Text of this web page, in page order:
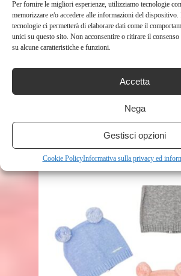
Per fornire le migliori esperienze, utilizziamo tecnologie
memorizzare e/o accedere alle informazioni del dispositivo.
tecnologie ci permetterà di elaborare dati come il
unici su questo sito. Non acconsentire o ritirare il
su alcune caratteristiche e funzioni.
Accetta
Nega
Gestisci opzioni
Cookie PolicyInformativa sulla privacy ed
FISHER-PRICE –
COCCOLE LIBRO DI
L’APPRENDIMENTO, ...